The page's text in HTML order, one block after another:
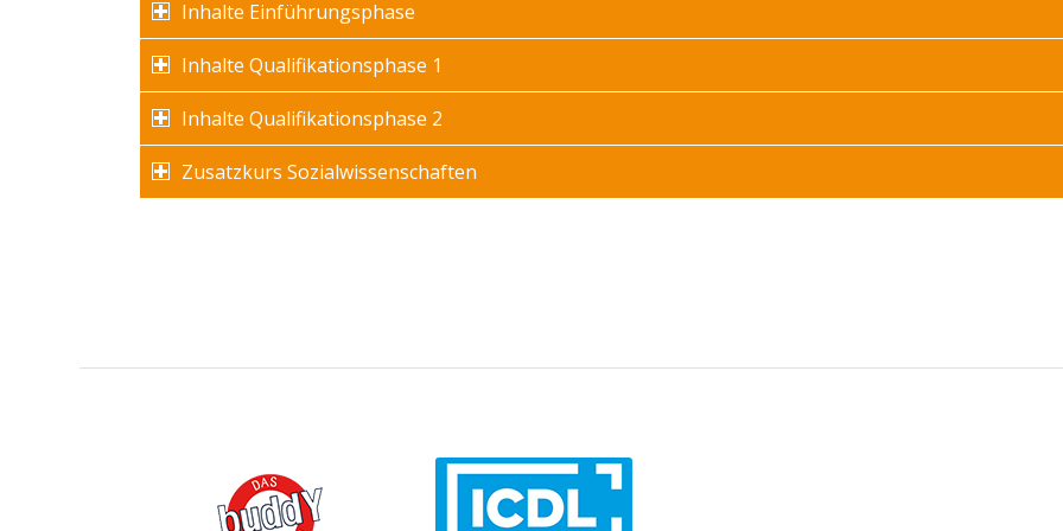
Inhalte Einführungsphase
Inhalte Qualifikationsphase 1
Inhalte Qualifikationsphase 2
Zusatzkurs Sozialwissenschaften